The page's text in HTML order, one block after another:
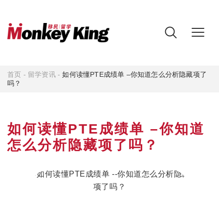
首页 - 留学资讯-如何读懂PTE成绩单 –你知道怎么分析隐藏项了
吗？
如何读懂PTE成绩单 –你知道
怎么分析隐藏项了吗？